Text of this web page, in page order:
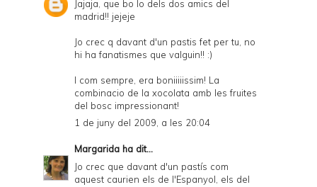
Jajaja, que bo lo dels dos amics del
madrid!! jejeje
Jo crec q davant d'un pastis fet per tu, no
hi ha fanatismes que valguin!! :)
I com sempre, era boniiiiissim! La
combinacio de la xocolata amb les fruites
del bosc impressionant!
1 de juny del 2009, a les 20:04
Margarida ha dit...
Jo crec que davant d'un pastís com
aquest caurien els de l'Espanyol, els del